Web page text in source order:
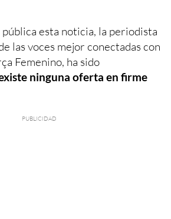
esta noticia, la periodista
las voces mejor conectadas con
Femenino, ha sido
ninguna oferta en firme